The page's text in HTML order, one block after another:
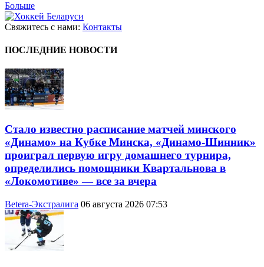
Больше
Свяжитесь с нами: Контакты
ПОСЛЕДНИЕ НОВОСТИ
Стало известно расписание матчей минского
«Динамо» на Кубке Минска, «Динамо-Шинник»
проиграл первую игру домашнего турнира,
определились помощники Квартальнова в
«Локомотиве» — все за вчера
Betera-Экстралига 06 августа 2026 07:53